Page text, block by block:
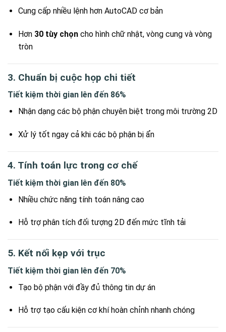
Cung cấp nhiều lệnh hơn AutoCAD cơ bản
Hơn 30 tùy chọncho hình chữ nhật, vòng cung và vòng
tròn
3. Chuẩn bị cuộc họp chi tiết
Tiết kiệm thời gian lên đến 86%
Nhận dạng các bộ phận chuyên biệt trong môi trường 2D
Xử lý tốt ngay cả khi các bộ phận bị ẩn
4. Tính toán lực trong cơ chế
Tiết kiệm thời gian lên đến 80%
Nhiều chức năng tính toán nâng cao
Hỗ trợ phân tích đối tượng 2D đến mức tĩnh tải
5. Kết nối kẹp với trục
Tiết kiệm thời gian lên đến 70%
Tạo bộ phận với đầy đủ thông tin dự án
Hỗ trợ tạo cấu kiện cơ khí hoàn chỉnh nhanh chóng